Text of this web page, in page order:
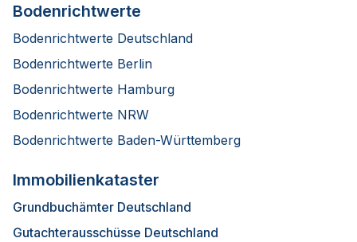
Bodenrichtwerte
Bodenrichtwerte Deutschland
Bodenrichtwerte Berlin
Bodenrichtwerte Hamburg
Bodenrichtwerte NRW
Bodenrichtwerte Baden-Württemberg
Immobilienkataster
Grundbuchämter Deutschland
Gutachterausschüsse Deutschland